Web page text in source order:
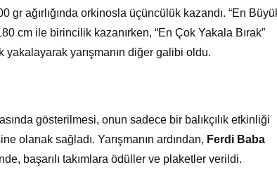
gr ağırlığında orkinosla üçüncülük kazandı. “En
cm ile birincilik kazanırken, “En Çok Yakala Bırak”
yarışmanın diğer galibi oldu.
gösterilmesi, onun sadece bir balıkçılık etkinliği
olanak sağladı. Yarışmanın ardından, Ferdi Baba
başarılı takımlara ödüller ve plaketler verildi.